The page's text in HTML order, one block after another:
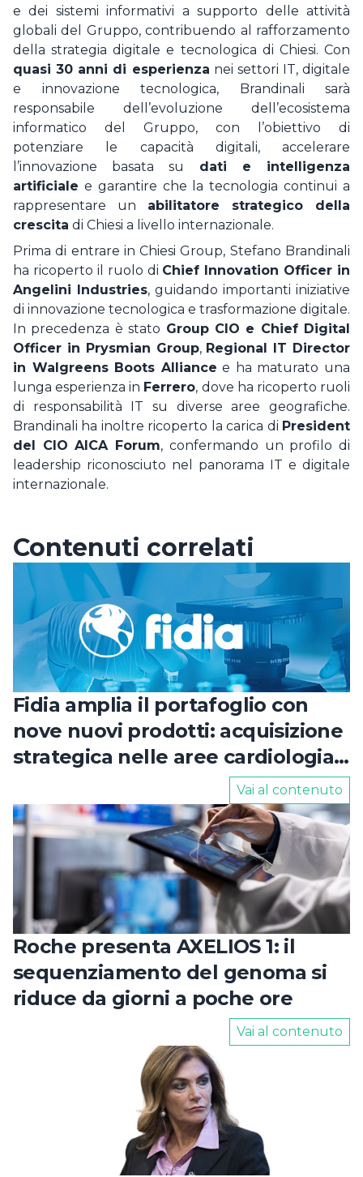
e dei sistemi informativi a supporto delle attività
globali del Gruppo, contribuendo al rafforzamento
della strategia digitale e tecnologica di Chiesi. Con
quasi 30 anni di esperienza nei settori IT, digitale
e innovazione tecnologica, Brandinali sarà
responsabile dell’evoluzione dell’ecosistema
informatico del Gruppo, con l’obiettivo di
potenziare le capacità digitali, accelerare
l’innovazione basata su dati e intelligenza
artificiale e garantire che la tecnologia continui a
rappresentare un abilitatore strategico della
crescita di Chiesi a livello internazionale.
Prima di entrare in Chiesi Group, Stefano Brandinali
ha ricoperto il ruolo di Chief Innovation Officer in
Angelini Industries, guidando importanti iniziative
di innovazione tecnologica e trasformazione digitale.
In precedenza è stato Group CIO e Chief Digital
Officer in Prysmian Group, Regional IT Director
in Walgreens Boots Alliance e ha maturato una
lunga esperienza in Ferrero, dove ha ricoperto ruoli
di responsabilità IT su diverse aree geografiche.
Brandinali ha inoltre ricoperto la carica di President
del CIO AICA Forum, confermando un profilo di
leadership riconosciuto nel panorama IT e digitale
internazionale.
Contenuti correlati
Fidia amplia il portafoglio con
nove nuovi prodotti: acquisizione
strategica nelle aree cardiologia
Vai al contenuto
Roche presenta AXELIOS 1: il
sequenziamento del genoma si
riduce da giorni a poche ore
Vai al contenuto